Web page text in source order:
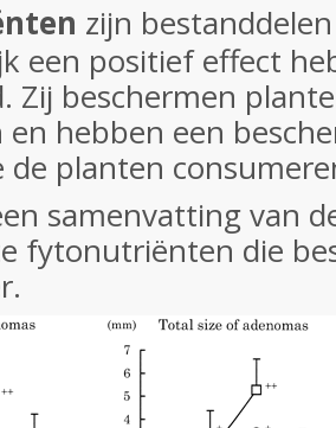
zijn
een positief effect
Zij beschermen
en hebben een
de planten
samenvatting van
fytonutriënten die